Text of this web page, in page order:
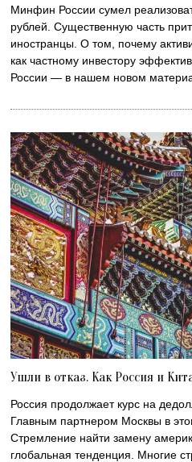
Минфин России сумел
рублей. Существенную часть
иностранцы. О том, почему
как частному инвестору
России — в нашем новом
Ушли в отказ. Как Россия и
Россия продолжает курс на
Главным партнером Москвы в
Стремление найти замену
глобальная тенденция. Многие